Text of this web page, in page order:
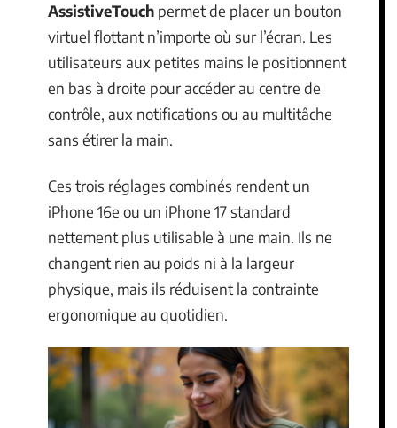
AssistiveTouch permet de placer un bouton
virtuel flottant n’importe où sur l’écran. Les
utilisateurs aux petites mains le positionnent
en bas à droite pour accéder au centre de
contrôle, aux notifications ou au multitâche
sans étirer la main.
Ces trois réglages combinés rendent un
iPhone 16e ou un iPhone 17 standard
nettement plus utilisable à une main. Ils ne
changent rien au poids ni à la largeur
physique, mais ils réduisent la contrainte
ergonomique au quotidien.